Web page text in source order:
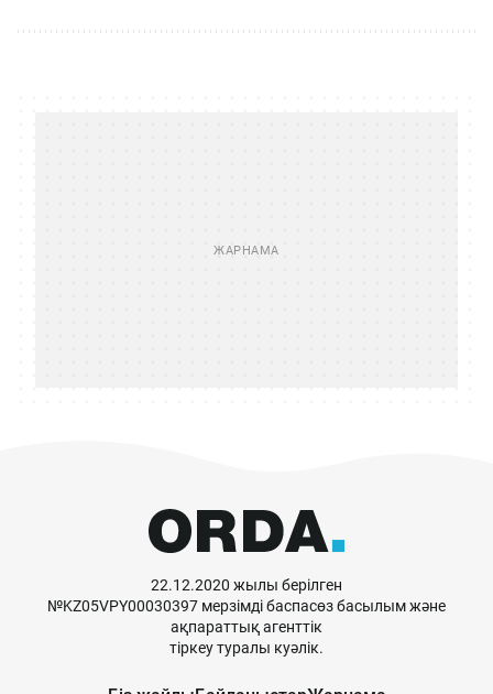
22.12.2020 жылы берілген
№KZ05VPY00030397 мерзімді баспасөз басылым және
ақпараттық агенттік
тіркеу туралы куәлік.